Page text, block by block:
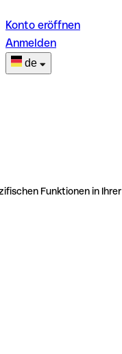
Konto eröffnen
Anmelden
de
Funktionen in Ihrer